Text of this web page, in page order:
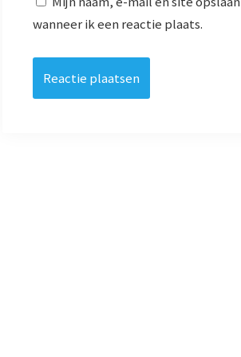
wanneer ik een reactie plaats.